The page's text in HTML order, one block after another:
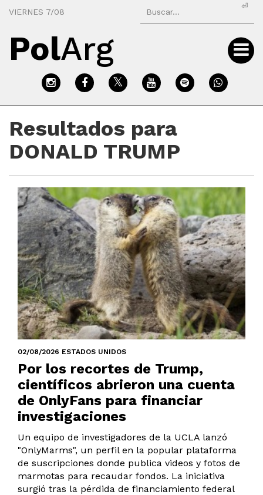
VIERNES 7/08
⏎
PolArg
Resultados para
DONALD TRUMP
02/08/2026 ESTADOS UNIDOS
Por los recortes de Trump,
científicos abrieron una cuenta
de OnlyFans para financiar
investigaciones
Un equipo de investigadores de la UCLA lanzó
"OnlyMarms", un perfil en la popular plataforma
de suscripciones donde publica videos y fotos de
marmotas para recaudar fondos. La iniciativa
surgió tras la pérdida de financiamiento federal